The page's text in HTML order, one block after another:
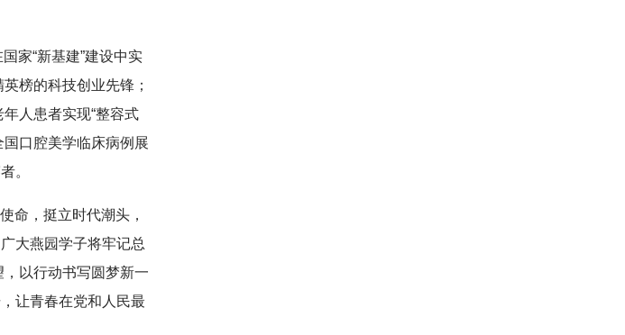
家“新基建”建设中实
榜的科技创业先锋；
人患者实现“整容式
口腔美学临床病例展
。
命，挺立时代潮头，
大燕园学子将牢记总
，以行动书写圆梦新一
让青春在党和人民最